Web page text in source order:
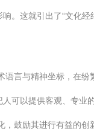
。这就引出了“文化
言与精神坐标，在
可以提供客观、专业
鼓励其进行有益的创